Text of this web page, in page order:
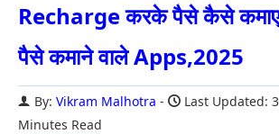
Recharge करके पैसे कैसे कमाए,
पैसे कमाने वाले Apps,2025
By: Vikram Malhotra Last Updated:
Minutes Read